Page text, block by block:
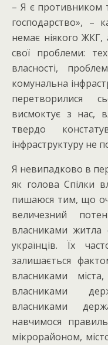
– Я є противником
господарство», –
немає ніякого
свої проблеми:
власності,
комунальна
перетворилися
висмоктує з нас,
твердо
інфраструктуру не
Я невипадково в
як голова Спілки
пишаюся тим, що
величезний
власниками житла
українців. Їх
залишається
власниками
власниками
власниками
навчимося
мікрорайоном,